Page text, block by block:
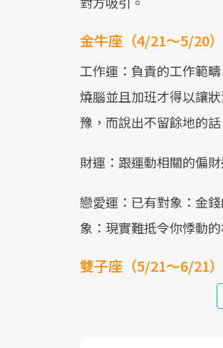
金牛座（4/21～5/20）
工作運：負責的工作範
燒腦並且加班才得以讓
豫，而說出不留餘地的
財運：跟運動相關的偏
戀愛運：已有對象：金
象：現實難抵令你悸動的
雙子座（5/21～6/21）